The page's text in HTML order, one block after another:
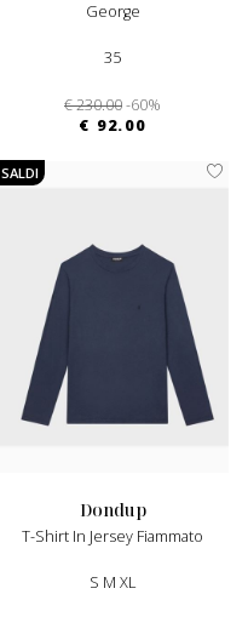
George
35
€ 230.00-60%
€ 92.00
SALDI
dondup
T-Shirt In Jersey Fiammato
S M XL